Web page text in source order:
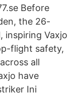
Before
the 26-
inspiring Vaxjo
flight safety,
all
have
Ini